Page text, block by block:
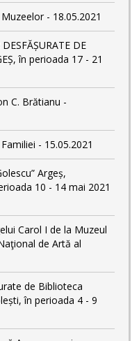
- 18.05.2021
DE
în perioada 17 - 21
C. Brătianu -
- 15.05.2021
Argeș,
10 - 14 mai 2021
Carol I de la Muzeul
de Artă al
de Biblioteca
în perioada 4 - 9